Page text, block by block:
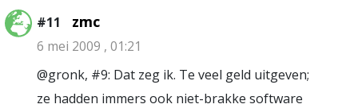
#11 zmc
6 mei 2009 , 01:21
@gronk, #9: Dat zeg ik. Te veel geld uitgeven;
ze hadden immers ook niet-brakke software